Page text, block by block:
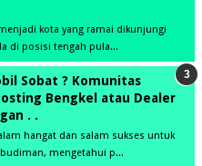
kota yang ramai dikunjungi
di posisi tengah pula...
Sobat ? Komunitas
Bengkel atau Dealer
. .
hangat dan salam sukses untuk
mengetahui p...